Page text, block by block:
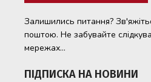
Залишились питання?
поштою. Не забувайте
мережах...
ПІДПИСКА НА НОВИНИ